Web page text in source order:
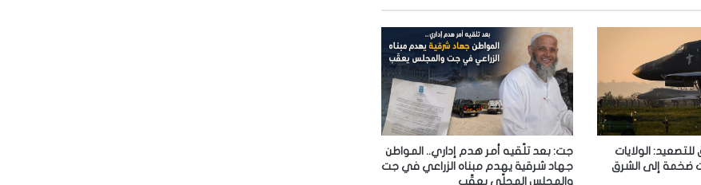
الولايات
ضخمة إلى الشرق
جت: بعد تلّقيه أمر هدم إداري.. المواطن
جهاد شرقية يهدم مبناه الزراعي في جت
والمجلس المحلّي يعقّب